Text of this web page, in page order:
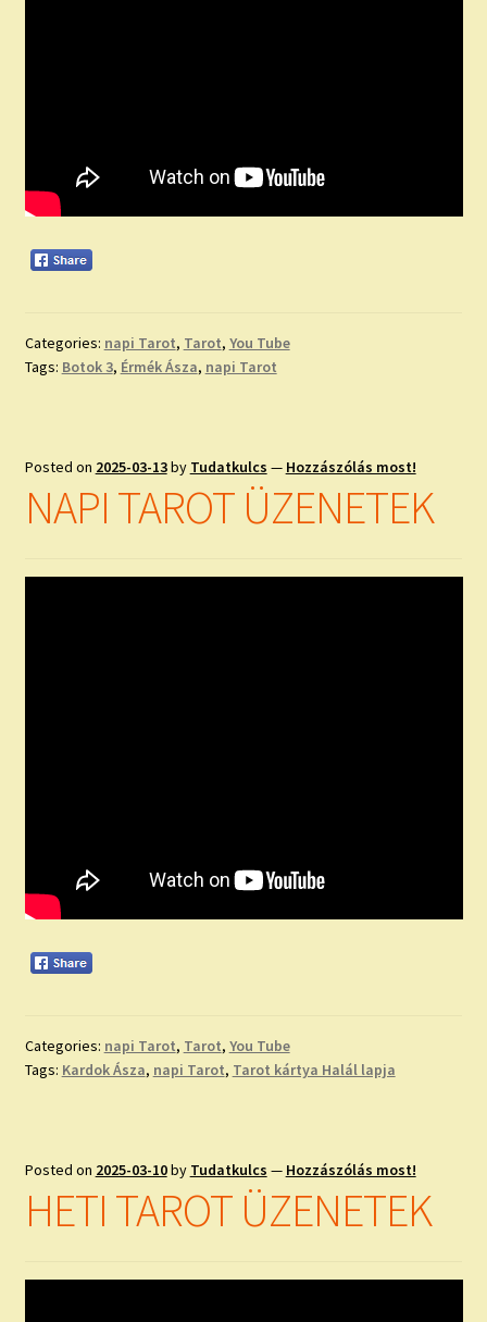
Categories: napi Tarot, Tarot, You Tube
Tags: Botok 3, Érmék Ásza, napi Tarot
Posted on 2025-03-13by Tudatkulcs — Hozzászólás most!
NAPI TAROT ÜZENETEK
Categories: napi Tarot, Tarot, You Tube
Tags: Kardok Ásza, napi Tarot, Tarot kártya Halál lapja
Posted on 2025-03-10by Tudatkulcs — Hozzászólás most!
HETI TAROT ÜZENETEK